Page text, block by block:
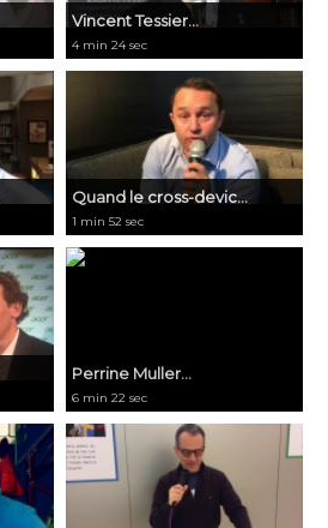
Vincent Tessier...
4 min 24 sec
Quand le cross-devic...
1 min 52 sec
Perrine Muller...
6 min 22 sec